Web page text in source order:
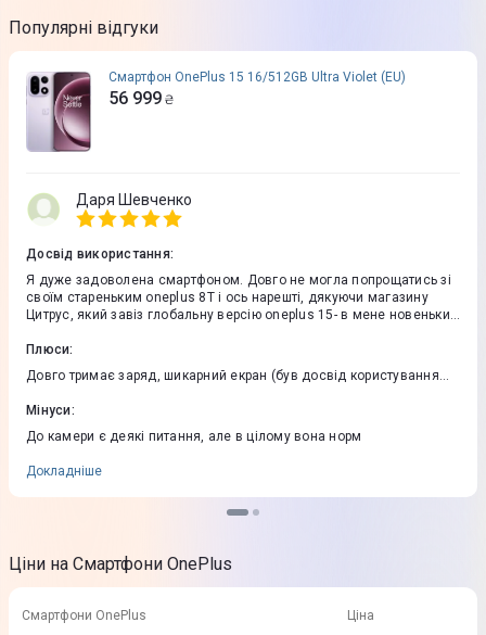
Популярні відгуки
Смартфон OnePlus 15 16/512GB Ultra Violet (EU)
56 999 ₴
Даря Шевченко
Досвід використання:
Я дуже задоволена смартфоном. Довго не могла попрощатись зі
своїм стареньким oneplus 8Т і ось нарешті, дякуючи магазину
Цитрус, який завіз глобальну версію oneplus 15- в мене новенький
Плюси:
Довго тримає заряд, шикарний екран (був досвід користування
продуктивність в іграх і будь-яких інших задачах, якісна збірка
Мінуси:
До камери є деякі питання, але в цілому вона норм
Докладніше
Ціни на Смартфони OnePlus
Смартфони OnePlus Ціна